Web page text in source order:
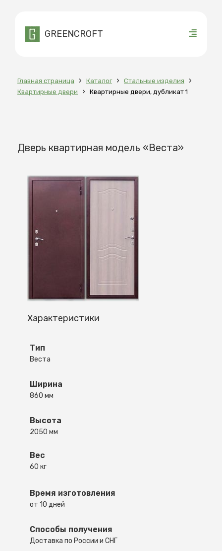
GREENCROFT
Главная страница › Каталог › Стальные изделия ›
Квартирные двери › Квартирные двери, дубликат 1
Дверь квартирная модель «Веста»
Характеристики
Тип
Веста
Ширина
860 мм
Высота
2050 мм
Вес
60 кг
Время изготовления
от 10 дней
Способы получения
Доставка по России и СНГ